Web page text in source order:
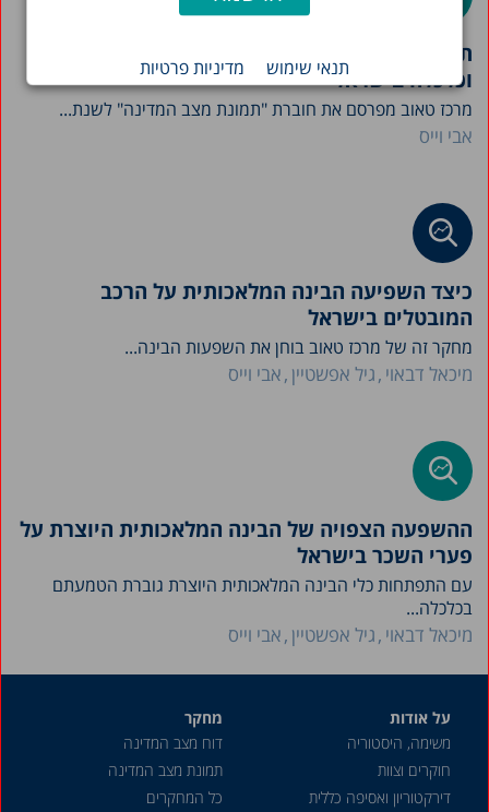
תנאי שימוש מדיניות פרטיות
וכלכלה בישראל
מרכז טאוב מפרסם את חוברת "תמונת מצב המדינה" לשנת...
אבי וייס
כיצד השפיעה הבינה המלאכותית על הרכב
המובטלים בישראל
מחקר זה של מרכז טאוב בוחן את השפעות הבינה...
מיכאל דבאוי גיל אפשטיין אבי וייס
ההשפעה הצפויה של הבינה המלאכותית היוצרת על
פערי השכר בישראל
עם התפתחות כלי הבינה המלאכותית היוצרת גוברת הטמעתם
בכלכלה...
מיכאל דבאוי גיל אפשטיין אבי וייס
על אודות
משימה, היסטוריה
חוקרים וצוות
דירקטוריון ואסיפה כללית
מחקר
דוח מצב המדינה
תמונת מצב המדינה
כל המחקרים